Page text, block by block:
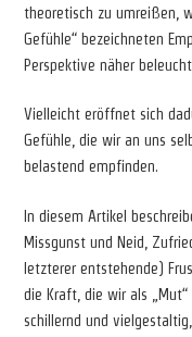
theoretisch zu umreißen,
Gefühle“ bezeichneten
Perspektive näher
Vielleicht eröffnet sich
Gefühle, die wir an uns
belastend empfinden.
In diesem Artikel
Missgunst und Neid,
letzterer entstehende)
die Kraft, die wir als
schillernd und